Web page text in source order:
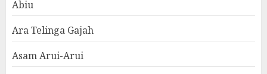
Abiu
Ara Telinga Gajah
Asam Arui-Arui